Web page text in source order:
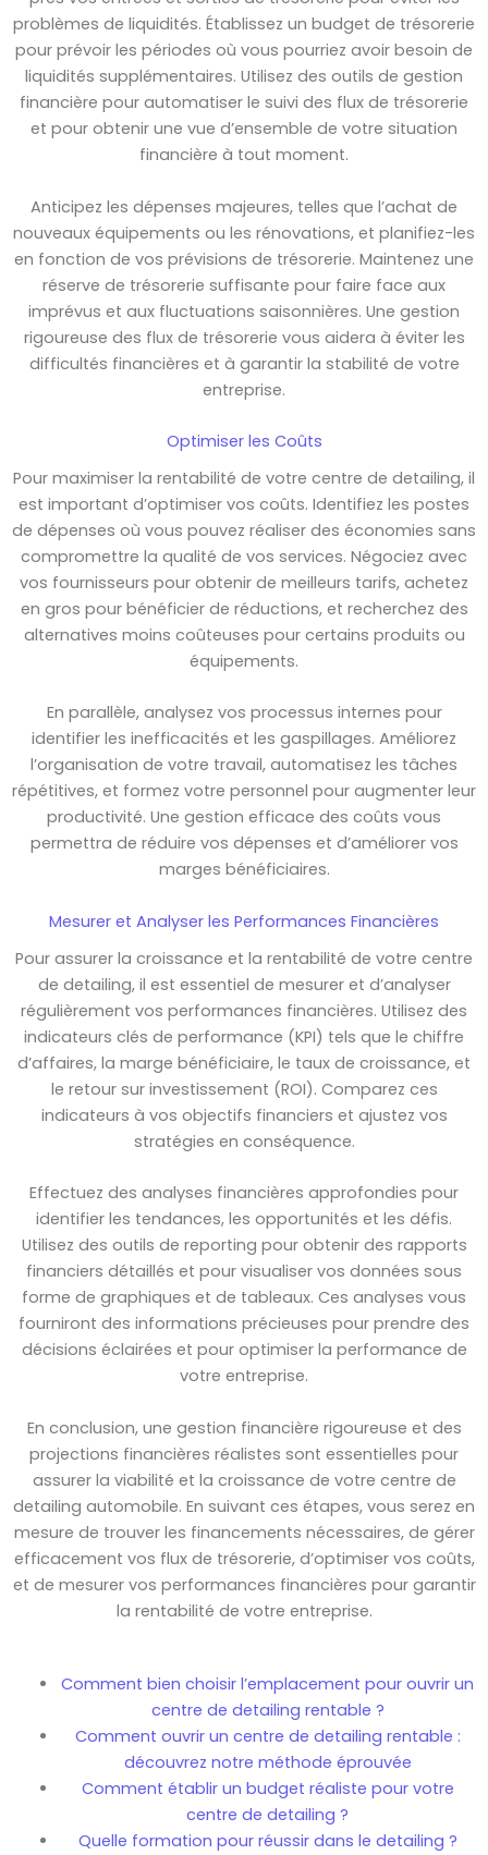
problèmes de liquidités. Établissez un budget de trésorerie
pour prévoir les périodes où vous pourriez avoir besoin de
liquidités supplémentaires. Utilisez des outils de gestion
financière pour automatiser le suivi des flux de trésorerie
et pour obtenir une vue d’ensemble de votre situation
financière à tout moment.
Anticipez les dépenses majeures, telles que l’achat de
nouveaux équipements ou les rénovations, et planifiez-les
en fonction de vos prévisions de trésorerie. Maintenez une
réserve de trésorerie suffisante pour faire face aux
imprévus et aux fluctuations saisonnières. Une gestion
rigoureuse des flux de trésorerie vous aidera à éviter les
difficultés financières et à garantir la stabilité de votre
entreprise.
Optimiser les Coûts
Pour maximiser la rentabilité de votre centre de detailing, il
est important d’optimiser vos coûts. Identifiez les postes
de dépenses où vous pouvez réaliser des économies sans
compromettre la qualité de vos services. Négociez avec
vos fournisseurs pour obtenir de meilleurs tarifs, achetez
en gros pour bénéficier de réductions, et recherchez des
alternatives moins coûteuses pour certains produits ou
équipements.
En parallèle, analysez vos processus internes pour
identifier les inefficacités et les gaspillages. Améliorez
l’organisation de votre travail, automatisez les tâches
répétitives, et formez votre personnel pour augmenter leur
productivité. Une gestion efficace des coûts vous
permettra de réduire vos dépenses et d’améliorer vos
marges bénéficiaires.
Mesurer et Analyser les Performances Financières
Pour assurer la croissance et la rentabilité de votre centre
de detailing, il est essentiel de mesurer et d’analyser
régulièrement vos performances financières. Utilisez des
indicateurs clés de performance (KPI) tels que le chiffre
d’affaires, la marge bénéficiaire, le taux de croissance, et
le retour sur investissement (ROI). Comparez ces
indicateurs à vos objectifs financiers et ajustez vos
stratégies en conséquence.
Effectuez des analyses financières approfondies pour
identifier les tendances, les opportunités et les défis.
Utilisez des outils de reporting pour obtenir des rapports
financiers détaillés et pour visualiser vos données sous
forme de graphiques et de tableaux. Ces analyses vous
fourniront des informations précieuses pour prendre des
décisions éclairées et pour optimiser la performance de
votre entreprise.
En conclusion, une gestion financière rigoureuse et des
projections financières réalistes sont essentielles pour
assurer la viabilité et la croissance de votre centre de
detailing automobile. En suivant ces étapes, vous serez en
mesure de trouver les financements nécessaires, de gérer
efficacement vos flux de trésorerie, d’optimiser vos coûts,
et de mesurer vos performances financières pour garantir
la rentabilité de votre entreprise.
Comment bien choisir l’emplacement pour ouvrir un
centre de detailing rentable ?
Comment ouvrir un centre de detailing rentable :
découvrez notre méthode éprouvée
Comment établir un budget réaliste pour votre
centre de detailing ?
Quelle formation pour réussir dans le detailing ?